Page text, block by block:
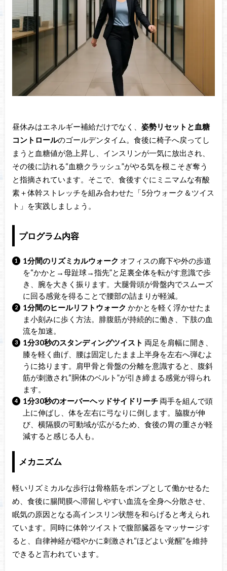
昼休みはエネルギー補給だけでなく、 姿勢リセットと血糖
コントロールのゴールデンタイム。食後に椅子へ戻ってし
まうと血糖値が急上昇し、インスリンが一気に放出され、
その後に訪れる“血糖クラッシュ”がやる気を根こそぎ奪う
と指摘されています。そこで、食後すぐにミニマムな有酸
素＋体幹ストレッチを組み合わせた「5分ウォーク＆ツイス
ト」を実践しましょう。
プログラム内容
1分間のリズミカルウォーク オフィスの廊下や外の歩道
を“かかと→母趾球→指先”と足裏全体を転がす意識で歩
き、腕を大きく振ります。大腿骨頭が骨盤内でスムーズ
に回る感覚を得ることで腰部の詰まりが軽減。
1分間のヒールリフトウォーク かかとを軽く浮かせたま
ま小刻みに歩く方法。腓腹筋が持続的に働き、下肢の血
流を加速。
1分30秒のスタンディングツイスト 両足を肩幅に開き、
膝を軽く曲げ、腰は固定したまま上半身を左右へ弾むよ
うに捻ります。肩甲骨と骨盤の分離を意識すると、腹斜
筋が刺激され“胴体のベルト”が引き締まる感覚が得られ
ます。
1分30秒のオーバーヘッドサイドリーチ 両手を組んで頭
上に伸ばし、体を左右に弓なりに倒します。脇腹が伸
び、横隔膜の可動域が広がるため、食後の胃の重さが軽
減すると感じる人も。
メカニズム
軽いリズミカルな歩行は骨格筋をポンプとして働かせるた
め、食後に腸間膜へ滞留しやすい血流を全身へ分散させ、
眠気の原因となる高インスリン状態を和らげると考えられ
ています。同時に体幹ツイストで腹部臓器をマッサージす
ると、自律神経が穏やかに刺激され“ほどよい覚醒”を維持
できると言われています。